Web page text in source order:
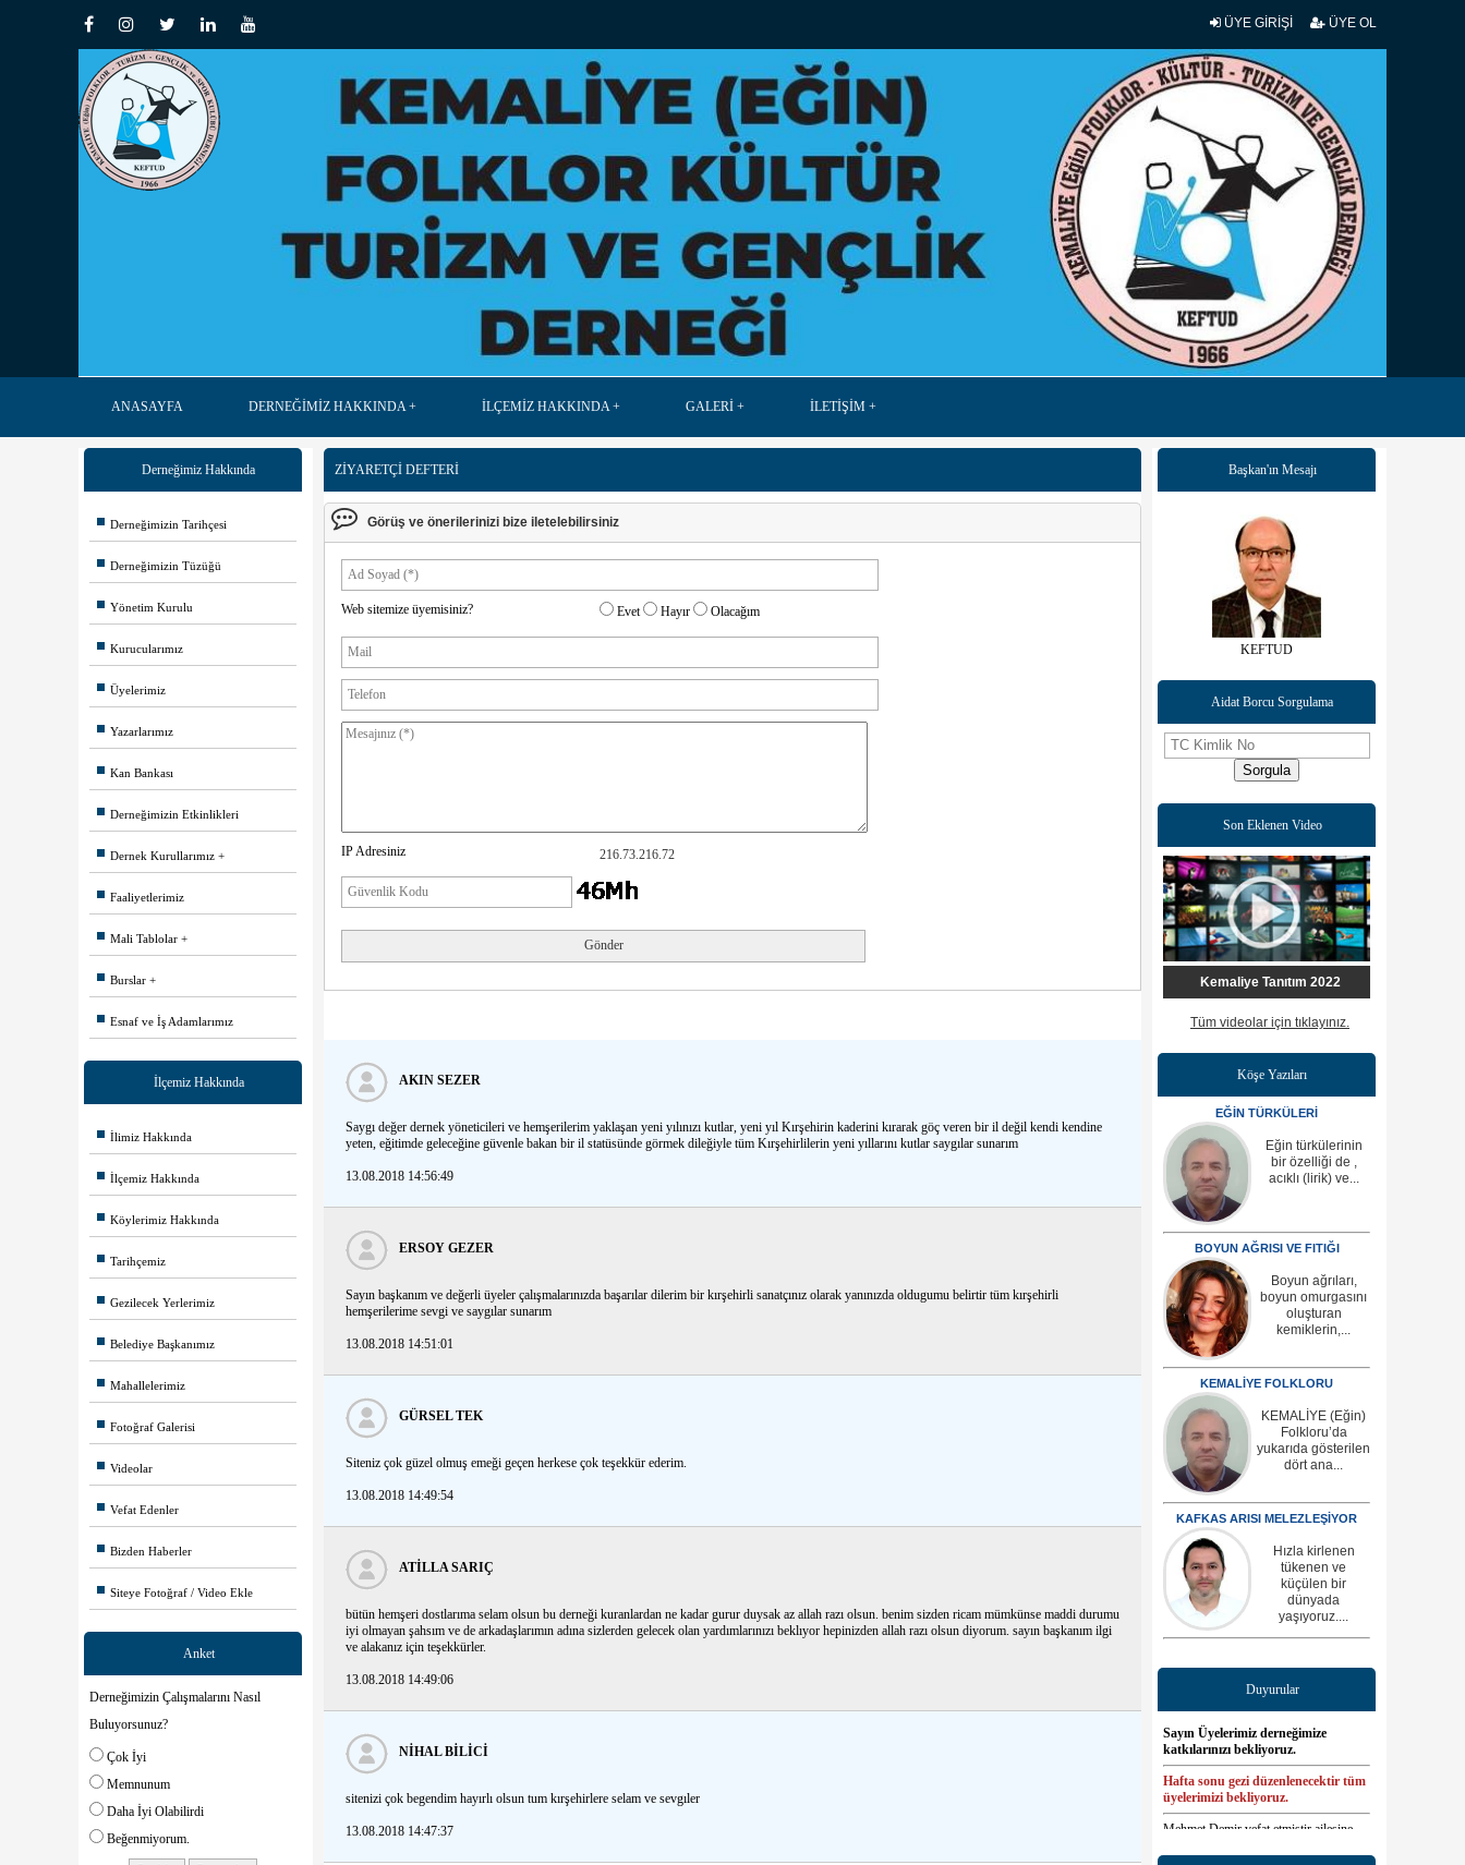
ÜYE GİRİŞİ ÜYE OL
ANASAYFA DERNEĞİMİZ HAKKINDA İLÇEMİZ HAKKINDA GALERİ İLETİŞİM
Derneğimiz Hakkında
Derneğimizin Tarihçesi
Derneğimizin Tüzüğü
Yönetim Kurulu
Kurucularımız
Üyelerimiz
Yazarlarımız
Kan Bankası
Derneğimizin Etkinlikleri
Dernek Kurullarımız
Faaliyetlerimiz
Mali Tablolar
Burslar
Esnaf ve İş Adamlarımız
İlçemiz Hakkında
İlimiz Hakkında
İlçemiz Hakkında
Köylerimiz Hakkında
Tarihçemiz
Gezilecek Yerlerimiz
Belediye Başkanımız
Mahallelerimiz
Fotoğraf Galerisi
Videolar
Vefat Edenler
Bizden Haberler
Siteye Fotoğraf / Video Ekle
Anket
Derneğimizin Çalışmalarını Nasıl
Buluyorsunuz?
Çok İyi
Memnunum
Daha İyi Olabilirdi
Beğenmiyorum.
ZİYARETÇİ DEFTERİ
Görüş ve önerilerinizi bize iletelebilirsiniz
Web sitemize üyemisiniz? Evet Hayır Olacağım
IP Adresiniz 216.73.216.72
AKIN SEZER
Saygı değer dernek yöneticileri ve hemşerilerim yaklaşan yeni yılınızı kutlar, yeni yıl Kırşehirin kaderini kırarak göç veren bir il değil kendi kendine
yeten, eğitimde geleceğine güvenle bakan bir il statüsünde görmek dileğiyle tüm Kırşehirlilerin yeni yıllarını kutlar saygılar sunarım
13.08.2018 14:56:49
ERSOY GEZER
Sayın başkanım ve değerli üyeler çalışmalarınızda başarılar dilerim bir kırşehirli sanatçınız olarak yanınızda oldugumu belirtir tüm kırşehirli
hemşerilerime sevgi ve saygılar sunarım
13.08.2018 14:51:01
GÜRSEL TEK
Siteniz çok güzel olmuş emeği geçen herkese çok teşekkür ederim.
13.08.2018 14:49:54
ATILLA SARIÇ
bütün hemşeri dostlarıma selam olsun bu derneği kuranlardan ne kadar gurur duysak az allah razı olsun. benim sizden ricam mümkünse maddi durumu
iyi olmayan şahsım ve de arkadaşlarımın adına sizlerden gelecek olan yardımlarınızı beklıyor hepinizden allah razı olsun diyorum. sayın başkanım ilgi
ve alakanız için teşekkürler.
13.08.2018 14:49:06
NIHAL BILICI
sitenizi çok begendim hayırlı olsun tum kırşehirlere selam ve sevgıler
13.08.2018 14:47:37
Başkan'ın Mesajı
KEFTUD
Aidat Borcu Sorgulama
Sorgula
Son Eklenen Video
Kemaliye Tanıtım 2022
Tüm videolar için tıklayınız.
Köşe Yazıları
EĞİN TÜRKÜLERİ
Eğin türkülerinin
bir özelliği de ,
acıklı (lirik) ve...
BOYUN AĞRISI VE FITIĞI
Boyun ağrıları,
boyun omurgasını
oluşturan
kemiklerin,...
KEMALİYE FOLKLORU
KEMALİYE (Eğin)
Folkloru’da
yukarıda gösterilen
dört ana...
KAFKAS ARISI MELEZLEŞİYOR
Hızla kirlenen
tükenen ve
küçülen bir
dünyada
yaşıyoruz....
Duyurular
Sayın Üyelerimiz derneğimize
katkılarınızı bekliyoruz.
Hafta sonu gezi düzenlenecektir tüm
üyelerimizi bekliyoruz.
Mehmet Demir vefat etmiştir ailesine